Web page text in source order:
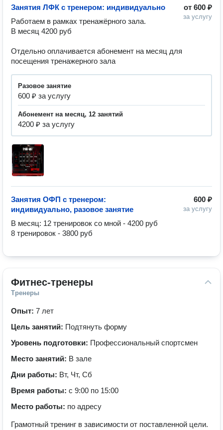
от 600 ₽
за услугу
Занятия ЛФК с тренером: индивидуально
Работаем в рамках тренажёрного зала.
В месяц 4200 руб
Отдельно оплачивается абонемент на месяц для
посещения тренажерного зала
разовое занятие
600 ₽ за услугу
абонемент на месяц, 12 занятий
4200 ₽ за услугу
600 ₽
за услугу
Занятия ОФП с тренером:
индивидуально, разовое занятие
В месяц: 12 тренировок со мной - 4200 руб
8 тренировок - 3800 руб
Фитнес-тренеры
Тренеры
Опыт: 7 лет
Цель занятий: Подтянуть форму
Уровень подготовки: Профессиональный спортсмен
Место занятий: В зале
Дни работы: Вт, Чт, Сб
Время работы: с 9:00 по 15:00
Место работы: по адресу
Грамотный тренинг в зависимости от поставленной цели.